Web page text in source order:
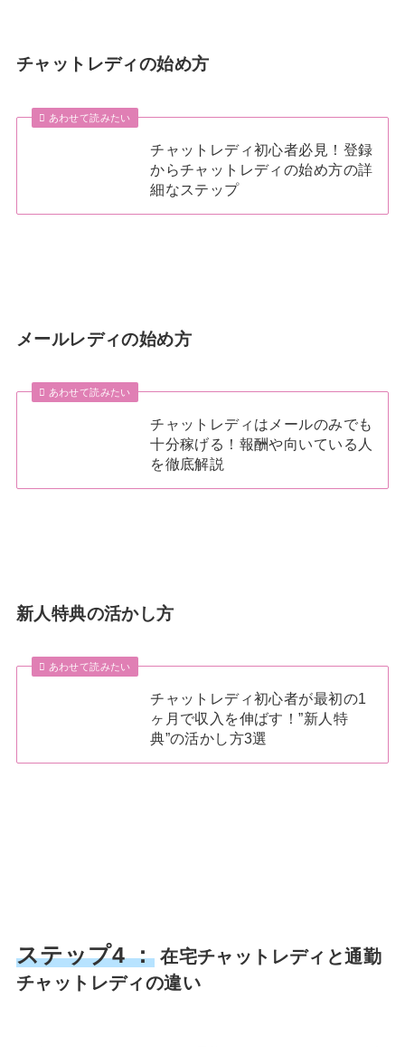
チャットレディの始め方
あわせて読みたい
チャットレディ初心者必見！登録
からチャットレディの始め方の詳
細なステップ
メールレディの始め方
あわせて読みたい
チャットレディはメールのみでも
十分稼げる！報酬や向いている人
を徹底解説
新人特典の活かし方
あわせて読みたい
チャットレディ初心者が最初の1
ヶ月で収入を伸ばす！”新人特
典”の活かし方3選
ステップ4 ：在宅チャットレディと通勤
チャットレディの違い